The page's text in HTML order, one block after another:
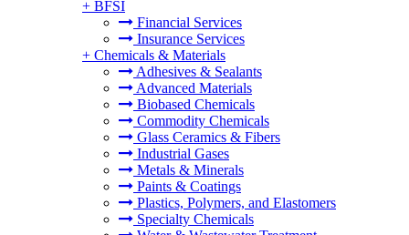
+ BFSI
Financial Services
Insurance Services
+ Chemicals & Materials
Adhesives & Sealants
Advanced Materials
Biobased Chemicals
Commodity Chemicals
Glass Ceramics & Fibers
Industrial Gases
Metals & Minerals
Paints & Coatings
Plastics, Polymers, and Elastomers
Specialty Chemicals